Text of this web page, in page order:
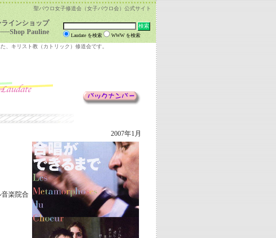
聖パウロ女子修道会（女子パウロ会）公式サイト
ラインショップ
──Shop Pauline
Laudate を検索 WWW を検索
、キリスト教（カトリック）修道会です。
2007年1月
楽院合